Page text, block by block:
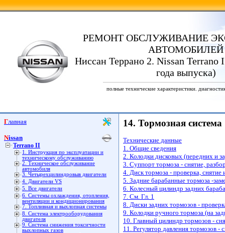
РЕМОНТ ОБСЛУЖИВАНИЕ
АВТОМОБИЛЕЙ
Ниссан Террано 2. Nissan Terrano
года выпуска)
полные технические характеристики.
Главная
Nissan
Terrano II
1. Инструкция по эксплуатации и
техническому обслуживанию
2. Техническое обслуживание
автомобиля
3. Четырехцилиндровыв двигатели
4. Двигатели VS
5. Все двигатели
6. Системы охлаждения, отопления,
вентиляции и кондиционирования
7. Топливная и выхлопная системы
8. Система электрооборудования
двигателя
9. Система снижения токсичности
выхлопных газов
14. Тормозная система
Технические данные
1. Общие сведения
2. Колодки дисковых (передних и
3. Суппорт тормоза - снятие,
4. Диск тормоза - проверка, снятие
5. Задние барабанные тормоза -
6. Колесный цилиндр задних
7. См. Гл. 1
8. Диски задних тормозов -
9. Колодки ручного тормоза (на
10. Главный цилиндр тормозов -
11. Регулятор давления тормозов -